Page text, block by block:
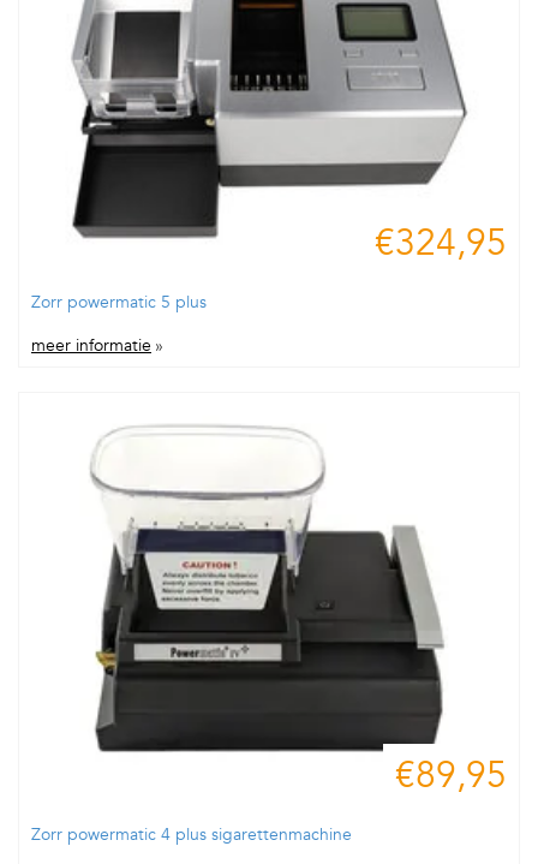
€324,95
Zorr powermatic 5 plus
meer informatie »
€89,95
Zorr powermatic 4 plus sigarettenmachine